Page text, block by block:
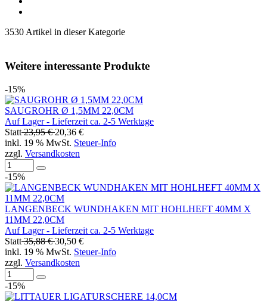
3530 Artikel in dieser Kategorie
Weitere interessante Produkte
-15%
SAUGROHR Ø 1,5MM 22,0CM
Auf Lager - Lieferzeit ca. 2-5 Werktage
Statt23,95 €20,36 €
inkl. 19 % MwSt. Steuer-Info
zzgl. Versandkosten
-15%
LANGENBECK WUNDHAKEN MIT HOHLHEFT 40MM X
11MM 22,0CM
Auf Lager - Lieferzeit ca. 2-5 Werktage
Statt35,88 €30,50 €
inkl. 19 % MwSt. Steuer-Info
zzgl. Versandkosten
-15%